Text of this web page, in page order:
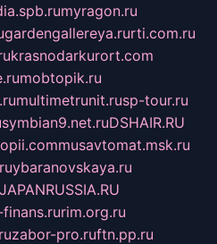
myragon.ru
gardengallereya.rurti.com.ru
krasnodarkurort.com
mobtopik.ru
multimetrunit.rusp-tour.ru
symbian9.net.ruDSHAIR.RU
musavtomat.msk.ru
ybaranovskaya.ru
JAPANRUSSIA.RU
rim.org.ru
zabor-pro.ruftn.pp.ru